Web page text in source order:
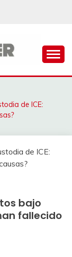
de ICE:
bajo
fallecido